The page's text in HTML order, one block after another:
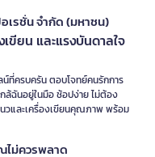
เรชั่น จำกัด (มหาชน)
ขียน และแรงบันดาลใจ
น์ที่ครบครัน ตอบโจทย์คนรักการ
ล้ฉันอยู่ในมือ ช้อปง่าย ไม่ต้อง
วและเครื่องเขียนคุณภาพ พร้อม
ไม่ควรพลาด